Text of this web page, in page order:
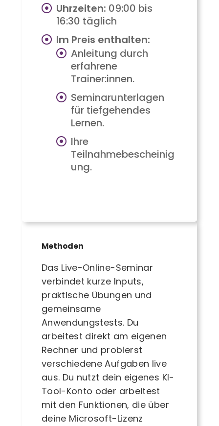
Uhrzeiten: 09:00 bis
16:30 täglich
Im Preis enthalten:
Anleitung durch
erfahrene
Trainer:innen.
Seminarunterlagen
für tiefgehendes
Lernen.
Ihre
Teilnahmebescheinig
ung.
Methoden
Das Live-Online-Seminar
verbindet kurze Inputs,
praktische Übungen und
gemeinsame
Anwendungstests. Du
arbeitest direkt am eigenen
Rechner und probierst
verschiedene Aufgaben live
aus. Du nutzt dein eigenes KI-
Tool-Konto oder arbeitest
mit den Funktionen, die über
deine Microsoft-Lizenz